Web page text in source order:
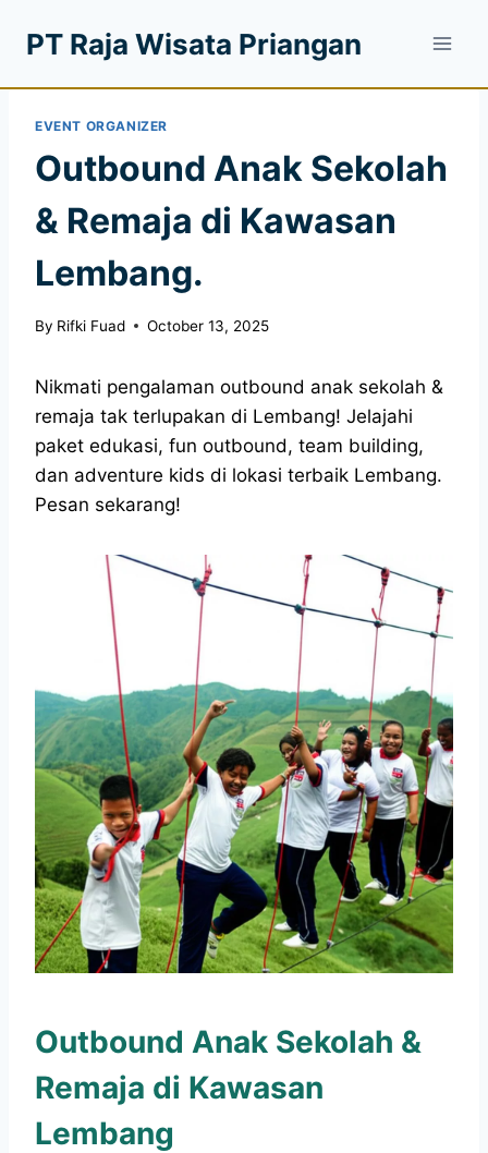
PT Raja Wisata Priangan
EVENT ORGANIZER
Outbound Anak Sekolah
& Remaja di Kawasan
Lembang.
By Rifki Fuad October 13, 2025
Nikmati pengalaman outbound anak sekolah &
remaja tak terlupakan di Lembang! Jelajahi
paket edukasi, fun outbound, team building,
dan adventure kids di lokasi terbaik Lembang.
Pesan sekarang!
Outbound Anak Sekolah &
Remaja di Kawasan
Lembang